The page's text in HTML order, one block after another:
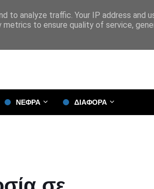
ΝΕΦΡΑ ΔΙΑΦΟΡΑ
to analyze traffic. Your IP address and
to ensure quality of service,